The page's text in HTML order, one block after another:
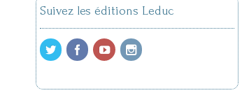
Suivez les éditions Leduc